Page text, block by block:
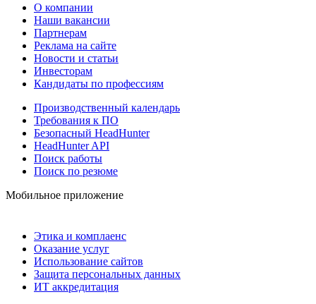
О компании
Наши вакансии
Партнерам
Реклама на сайте
Новости и статьи
Инвесторам
Кандидаты по профессиям
Производственный календарь
Требования к ПО
Безопасный HeadHunter
HeadHunter API
Поиск работы
Поиск по резюме
Мобильное приложение
Этика и комплаенс
Оказание услуг
Использование сайтов
Защита персональных данных
ИТ аккредитация